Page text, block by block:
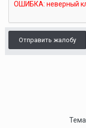
Отправить жалобу
Тема